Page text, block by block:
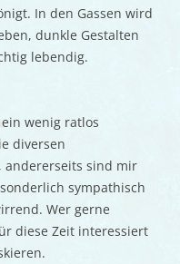
In den Gassen wird
dunkle Gestalten
lebendig.
wenig ratlos
diversen
andererseits sind mir
sympathisch
Wer gerne
diese Zeit interessiert